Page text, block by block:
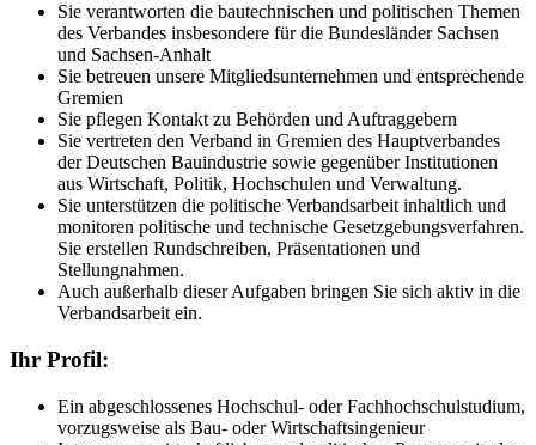
Sie verantworten die bautechnischen und politischen Themen
des Verbandes insbesondere für die Bundesländer Sachsen
und Sachsen-Anhalt
Sie betreuen unsere Mitgliedsunternehmen und entsprechende
Gremien
Sie pflegen Kontakt zu Behörden und Auftraggebern
Sie vertreten den Verband in Gremien des Hauptverbandes
der Deutschen Bauindustrie sowie gegenüber Institutionen
aus Wirtschaft, Politik, Hochschulen und Verwaltung.
Sie unterstützen die politische Verbandsarbeit inhaltlich und
monitoren politische und technische Gesetzgebungsverfahren.
Sie erstellen Rundschreiben, Präsentationen und
Stellungnahmen.
Auch außerhalb dieser Aufgaben bringen Sie sich aktiv in die
Verbandsarbeit ein.
Ihr Profil:
Ein abgeschlossenes Hochschul- oder Fachhochschulstudium,
vorzugsweise als Bau- oder Wirtschaftsingenieur